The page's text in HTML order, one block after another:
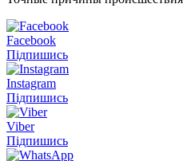
Facebook
Підпишись
Instagram
Підпишись
Viber
Підпишись